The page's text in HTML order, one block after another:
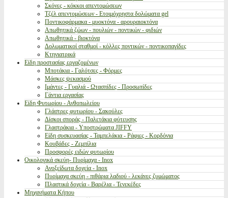
Σκόνες - κόκκοι απεντομώσεων
Τζέλ απεντομώσεων - Ετοιμόχρηστα δολώματα gel
Ποντικοφάρμακα - μυοκτόνα - αρουραιοκτόνα
Απωθητικά ζώων - πουλιών - ποντικών - φιδιών
Απωθητικά - βιοκτόνα
Δολωματικοί σταθμοί - κόλλες ποντικών - ποντικοπαγίδες
Κτηνιατρικά
Είδη προστασίας εργαζομένων
Μποτάκια - Γαλότσες - Φόρμες
Μάσκες ψεκασμού
Ιμάντες - Γυαλιά - Ωτασπίδες - Προσωπίδες
Γάντια εργασίας
Είδη Φυτωρίου - Ανθοπωλείου
Γλάστρες φυτωρίου - Σακούλες
Δίσκοι σποράς - Παλετάκια φύτευσης
Γλαστράκια - Υποστρώματα JIFFY
Είδη συσκευασίας - Ταμπελάκια - Ράφιες - Κορδόνια
Κουβάδες - Ζεμπίλια
Προσφορές ειδών φυτωρίου
Οικολογικά σκεύη- Πυρίμαχα - Inox
Ανοξείδωτα δοχεία - Inox
Πυρίμαχα σκεύη - πιθάρια λαδιού - λεκάνες ζυμώματος
Πλαστικά δοχεία - Βαρέλια - Τενεκέδες
Μηχανήματα Κήπου